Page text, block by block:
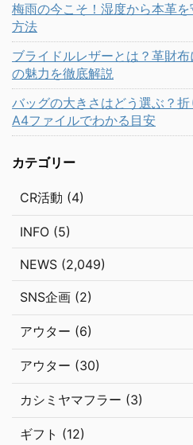
梅雨の今こそ！湿度から本革
方法
ブライドルレザーとは？革財
の魅力を徹底解説
バッグの大きさはどう選ぶ？折
A4ファイルでわかる目安
カテゴリー
CR活動 (4)
INFO (5)
NEWS (2,049)
SNS企画 (2)
アウター (6)
アウター (30)
カシミヤマフラー (3)
ギフト (12)